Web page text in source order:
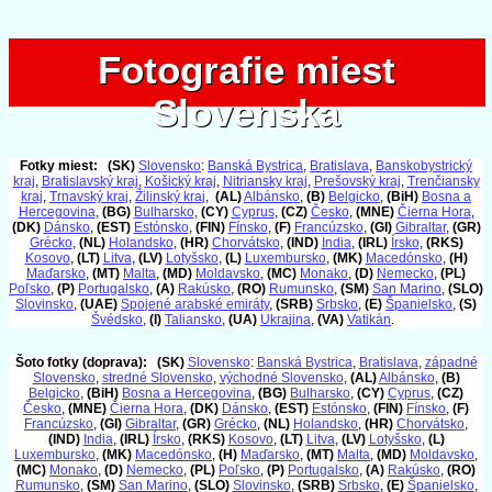
Fotografie miest
Slovenska
Fotografie miest
Slovenska
Fotky miest: (SK) Slovensko: Banská Bystrica, Bratislava, Banskobystrický
kraj, Bratislavský kraj, Košický kraj, Nitriansky kraj, Prešovský kraj, Trenčiansky
kraj, Trnavský kraj, Žilinský kraj, (AL)Albánsko, (B) Belgicko, (BiH) Bosna a
Hercegovina, (BG) Bulharsko, (CY) Cyprus, (CZ) Česko, (MNE) Čierna Hora,
(DK) Dánsko, (EST) Estónsko, (FIN) Fínsko, (F) Francúzsko, (GI) Gibraltar, (GR)
Grécko, (NL) Holandsko, (HR) Chorvátsko, (IND) India, (IRL) Írsko, (RKS)
Kosovo, (LT) Litva, (LV) Lotyšsko, (L) Luxembursko, (MK) Macedónsko, (H)
Maďarsko, (MT) Malta, (MD) Moldavsko, (MC) Monako, (D) Nemecko, (PL)
Poľsko, (P) Portugalsko, (A) Rakúsko, (RO) Rumunsko, (SM) San Marino, (SLO)
Slovinsko, (UAE) Spojené arabské emiráty, (SRB) Srbsko, (E) Španielsko, (S)
Švédsko, (I) Taliansko, (UA) Ukrajina, (VA) Vatikán.
Šoto fotky (doprava): (SK) Slovensko: Banská Bystrica, Bratislava, západné
Slovensko, stredné Slovensko, východné Slovensko, (AL)Albánsko, (B)
Belgicko, (BiH) Bosna a Hercegovina, (BG) Bulharsko, (CY) Cyprus, (CZ)
Česko, (MNE) Čierna Hora, (DK) Dánsko, (EST) Estónsko, (FIN) Fínsko, (F)
Francúzsko, (GI) Gibraltar, (GR) Grécko, (NL) Holandsko, (HR) Chorvátsko,
(IND) India, (IRL) Írsko, (RKS) Kosovo, (LT) Litva, (LV) Lotyšsko, (L)
Luxembursko, (MK) Macedónsko, (H) Maďarsko, (MT) Malta, (MD) Moldavsko,
(MC) Monako, (D) Nemecko, (PL) Poľsko, (P) Portugalsko, (A) Rakúsko, (RO)
Rumunsko, (SM) San Marino, (SLO) Slovinsko, (SRB) Srbsko, (E) Španielsko,